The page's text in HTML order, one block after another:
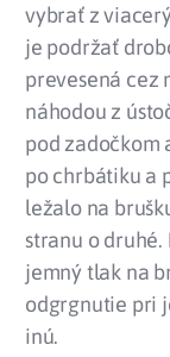
vybrať z
je podržať
prevesená cez
náhodou z
pod zadočkom
po chrbátiku a
ležalo na
stranu o
jemný tlak na
odgrgnutie pri
inú.